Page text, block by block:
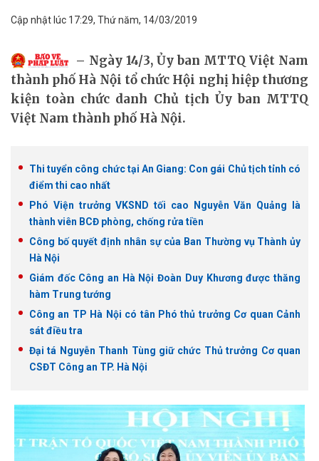
Cập nhật lúc 17:29, Thứ năm, 14/03/2019
Ngày 14/3, Ủy ban MTTQ Việt Nam
thành phố Hà Nội tổ chức Hội nghị hiệp thương
kiện toàn chức danh Chủ tịch Ủy ban MTTQ
Việt Nam thành phố Hà Nội.
Thi tuyển công chức tại An Giang: Con gái Chủ tịch tỉnh có
điểm thi cao nhất
Phó Viện trưởng VKSND tối cao Nguyễn Văn Quảng là
thành viên BCĐ phòng, chống rửa tiền
Công bố quyết định nhân sự của Ban Thường vụ Thành ủy
Hà Nội
Giám đốc Công an Hà Nội Đoàn Duy Khương được thăng
hàm Trung tướng
Công an TP Hà Nội có tân Phó thủ trưởng Cơ quan Cảnh
sát điều tra
Đại tá Nguyễn Thanh Tùng giữ chức Thủ trưởng Cơ quan
CSĐT Công an TP. Hà Nội